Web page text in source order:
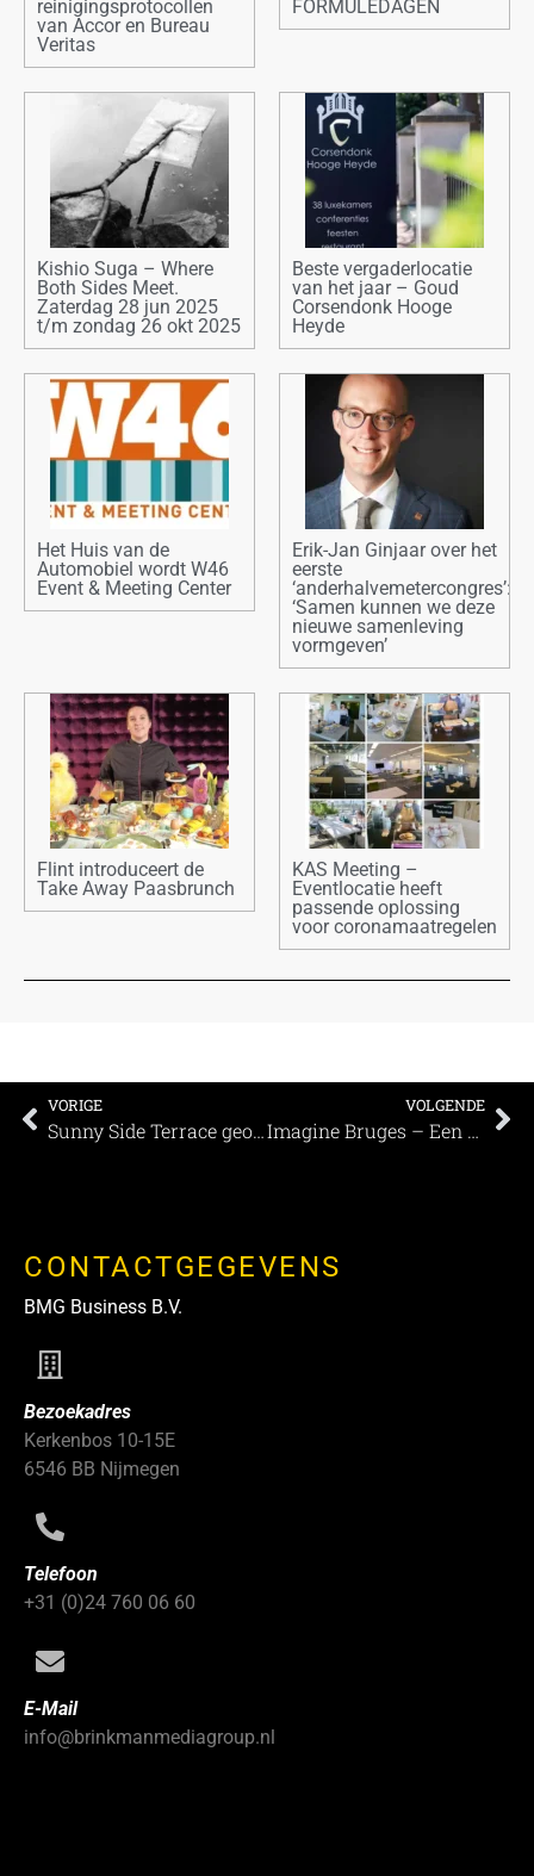
reinigingsprotocollen
van Accor en Bureau
Veritas
FORMULEDAGEN
Kishio Suga – Where
Both Sides Meet.
Zaterdag 28 jun 2025
t/m zondag 26 okt 2025
Beste vergaderlocatie
van het jaar – Goud
Corsendonk Hooge
Heyde
Het Huis van de
Automobiel wordt W46
Event & Meeting Center
Erik-Jan Ginjaar over het
eerste
‘anderhalvemetercongres’:
‘Samen kunnen we deze
nieuwe samenleving
vormgeven’
Flint introduceert de
Take Away Paasbrunch
KAS Meeting –
Eventlocatie heeft
passende oplossing
voor coronamaatregelen
VORIGE
Sunny Side Terrace geopend voor het ss Rotterdam
VOLGENDE
Imagine Bruges – Een stad waar vergaderen een belevenis wordt
CONTACTGEGEVENS
BMG Business B.V.
Bezoekadres
Kerkenbos 10-15E
6546 BB Nijmegen
Telefoon
+31 (0)24 760 06 60
E-Mail
info@brinkmanmediagroup.nl